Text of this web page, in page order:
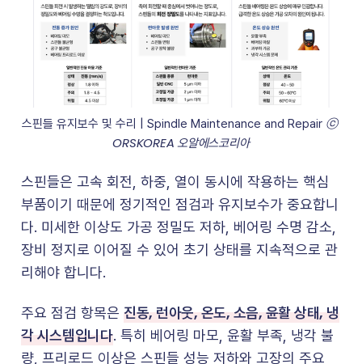
스핀들 유지보수 및 수리 | Spindle Maintenance and Repair ⓒ
ORSKOREA 오알에스코리아
스핀들은 고속 회전, 하중, 열이 동시에 작용하는 핵심
부품이기 때문에 정기적인 점검과 유지보수가 중요합니
다. 미세한 이상도 가공 정밀도 저하, 베어링 수명 감소,
장비 정지로 이어질 수 있어 초기 상태를 지속적으로 관
리해야 합니다.
주요 점검 항목은 진동, 런아웃, 온도, 소음, 윤활 상태, 냉
각 시스템입니다. 특히 베어링 마모, 윤활 부족, 냉각 불
량, 프리로드 이상은 스핀들 성능 저하와 고장의 주요